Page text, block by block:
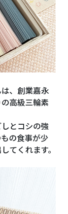
、創業嘉永
高級三輪素
とコシの強
の食事が少
てくれます。